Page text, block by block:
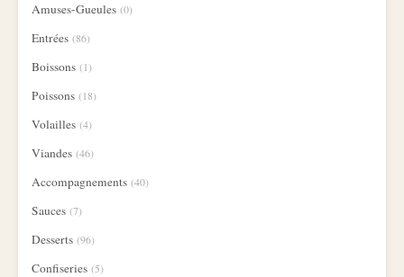
Amuses-Gueules (0)
Entrées (86)
Boissons (1)
Poissons (18)
Volailles (4)
Viandes (46)
Accompagnements (40)
Sauces (7)
Desserts (96)
Confiseries (5)